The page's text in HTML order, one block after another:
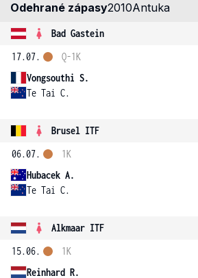
Odehrané zápasy2010Antuka
Bad Gastein
17.07.
Vongsouthi S.
Te Tai C.
Q-1K
Brusel ITF
06.07.
Hubacek A.
Te Tai C.
1K
Alkmaar ITF
15.06.
Reinhard R.
1K